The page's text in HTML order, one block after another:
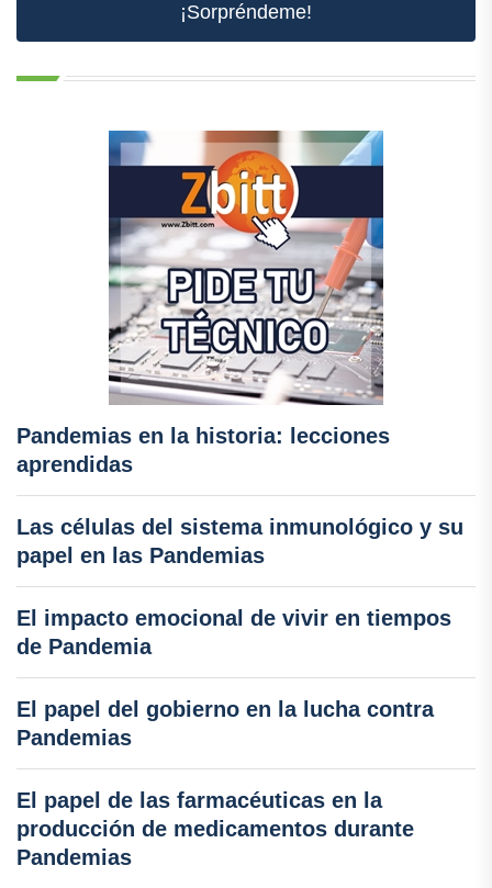
¡Sorpréndeme!
Pandemias en la historia: lecciones
aprendidas
Las células del sistema inmunológico y su
papel en las Pandemias
El impacto emocional de vivir en tiempos
de Pandemia
El papel del gobierno en la lucha contra
Pandemias
El papel de las farmacéuticas en la
producción de medicamentos durante
Pandemias